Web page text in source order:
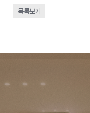
목록보기